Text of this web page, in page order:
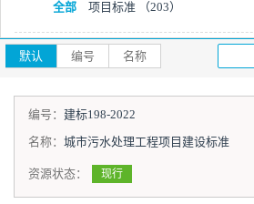
全部 项目标准 （203）
默认 编号 名称
编号： 建标198-2022
名称： 城市污水处理工程项目建设标准
资源状态： 现行